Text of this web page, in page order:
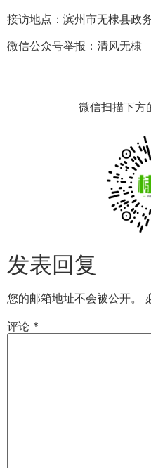
接访地点：滨州市无棣县政
微信公众号举报：清风无棣
微信扫描下方
发表回复
您的邮箱地址不会被公开。
评论 *